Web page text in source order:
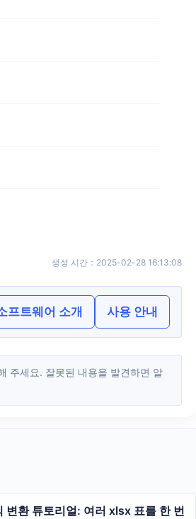
생성 시간 ： 2025-02-28 16:13:08
프트웨어 소개 사용 안내
변환 튜토리얼: 여러 xlsx 표를 한 번